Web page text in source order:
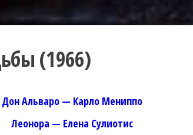
(1966)
Дон Альваро — Карло Мениппо
Леонора — Елена Сулиотис